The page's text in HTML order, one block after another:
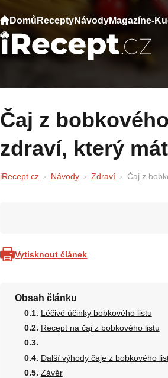
Domů ReceptyNávodyMagazíne-
Čaj z bobkového listu: Zázrak pro vaše
zdraví, který
iRecept.cz Návody Zdraví Čaj z
Vytisknout článek
Obsah článku
Léčivé účinky bobkového listu
Recept na čaj z bobkového listu
Další výhody čaje z bobkového
Závěr